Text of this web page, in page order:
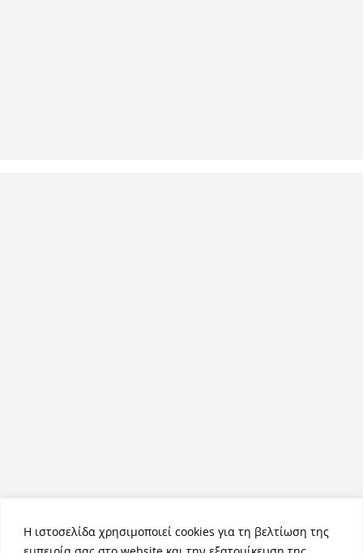
Η ιστοσελίδα χρησιμοποιεί cookies για τη βελτίωση της